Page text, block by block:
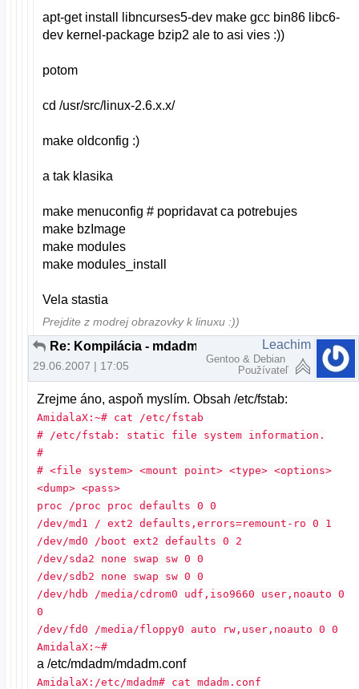
apt-get install libncurses5-dev make gcc bin86 libc6-
dev kernel-package bzip2 ale to asi vies :))
potom
cd /usr/src/linux-2.6.x.x/
make oldconfig :)
a tak klasika
make menuconfig # popridavat ca potrebujes
make bzImage
make modules
make modules_install
Vela stastia
Prejdite z modrej obrazovky k linuxu :))
29.06.2007 | 17:05
Leachim
Gentoo & Debian
Používateľ
Zrejme áno, aspoň myslím. Obsah /etc/fstab:
AmidalaX:~# cat /etc/fstab
# /etc/fstab: static file system information.
#
# <file system> <mount point> <type> <options>
<dump> <pass>
proc /proc proc defaults 0 0
/dev/md1 / ext2 defaults,errors=remount-ro 0 1
/dev/md0 /boot ext2 defaults 0 2
/dev/sda2 none swap sw 0 0
/dev/sdb2 none swap sw 0 0
/dev/hdb /media/cdrom0 udf,iso9660 user,noauto 0
0
/dev/fd0 /media/floppy0 auto rw,user,noauto 0 0
AmidalaX:~#
a /etc/mdadm/mdadm.conf
AmidalaX:/etc/mdadm# cat mdadm.conf